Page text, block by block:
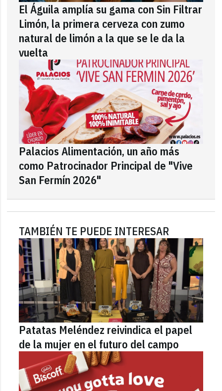
El Águila amplía su gama con Sin Filtrar
Limón, la primera cerveza con zumo
natural de limón a la que se le da la
vuelta
Palacios Alimentación, un año más
como Patrocinador Principal de "Vive
San Fermín 2026"
TAMBIÉN TE PUEDE INTERESAR
Patatas Meléndez reivindica el papel
de la mujer en el futuro del campo